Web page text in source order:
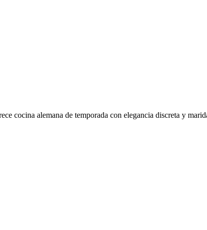
cocina alemana de temporada con elegancia discreta y